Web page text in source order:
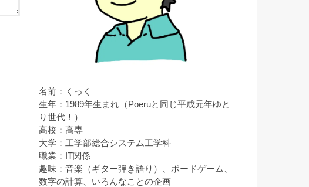
名前：くっく
生年：1989年生まれ（Poeruと同じ平成元年ゆと
り世代！）
高校：高専
大学：工学部総合システム工学科
職業：IT関係
趣味：音楽（ギター弾き語り）、ボードゲーム、
数字の計算、いろんなことの企画